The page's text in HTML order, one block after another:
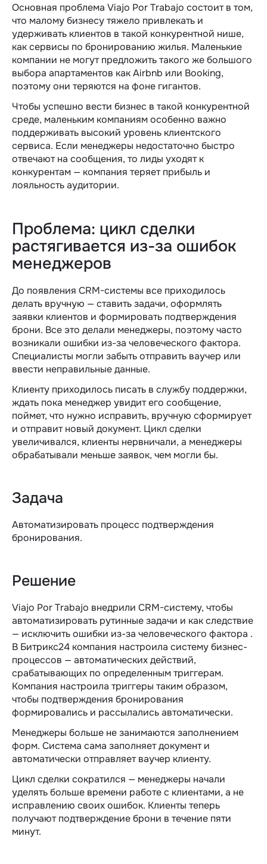
Основная проблема Viajo Por Trabajo состоит в том,
что малому бизнесу тяжело привлекать и
удерживать клиентов в такой конкурентной нише,
как сервисы по бронированию жилья. Маленькие
компании не могут предложить такого же большого
выбора апартаментов как Airbnb или Booking,
поэтому они теряются на фоне гигантов.
Чтобы успешно вести бизнес в такой конкурентной
среде, маленьким компаниям особенно важно
поддерживать высокий уровень клиентского
сервиса. Если менеджеры недостаточно быстро
отвечают на сообщения, то лиды уходят к
конкурентам — компания теряет прибыль и
лояльность аудитории.
Проблема: цикл сделки
растягивается из-за ошибок
менеджеров
До появления CRM-системы все приходилось
делать вручную — ставить задачи, оформлять
заявки клиентов и формировать подтверждения
брони. Все это делали менеджеры, поэтому часто
возникали ошибки из-за человеческого фактора.
Специалисты могли забыть отправить ваучер или
ввести неправильные данные.
Клиенту приходилось писать в службу поддержки,
ждать пока менеджер увидит его сообщение,
поймет, что нужно исправить, вручную сформирует
и отправит новый документ. Цикл сделки
увеличивался, клиенты нервничали, а менеджеры
обрабатывали меньше заявок, чем могли бы.
Задача
Автоматизировать процесс подтверждения
бронирования.
Решение
Viajo Por Trabajo внедрили CRM-систему, чтобы
автоматизировать рутинные задачи и как следствие
— исключить ошибки из-за человеческого фактора .
В Битрикс24 компания настроила систему бизнес-
процессов — автоматических действий,
срабатывающих по определенным триггерам.
Компания настроила триггеры таким образом,
чтобы подтверждения бронирования
формировались и рассылались автоматически.
Менеджеры больше не занимаются заполнением
форм. Система сама заполняет документ и
автоматически отправляет ваучер клиенту.
Цикл сделки сократился — менеджеры начали
уделять больше времени работе с клиентами, а не
исправлению своих ошибок. Клиенты теперь
получают подтверждение брони в течение пяти
минут.